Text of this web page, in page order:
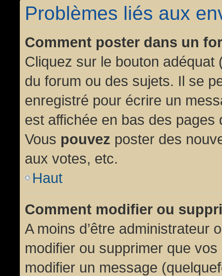
Problèmes liés aux
Comment poster dans un
Cliquez sur le bouton
du forum ou des sujets. Il se
enregistré pour écrire un
est affichée en bas des
Vous pouvez poster des
aux votes, etc.
Haut
Comment modifier ou
A moins d’être administrateur
modifier ou supprimer que
modifier un message